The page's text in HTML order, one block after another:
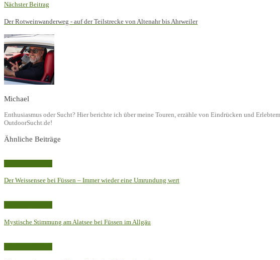
Nächster Beitrag
Der Rotweinwanderweg - auf der Teilstrecke von Altenahr bis Ahrweiler
Michael
Enthusiasmus oder Sucht? Hier berichte ich über meine Touren, erzähle von Eindrücken und
OutdoorSucht.de!
Ähnliche Beiträge
Der Weissensee bei Füssen – Immer wieder eine Umrundung wert
Mystische Stimmung am Alatsee bei Füssen im Allgäu